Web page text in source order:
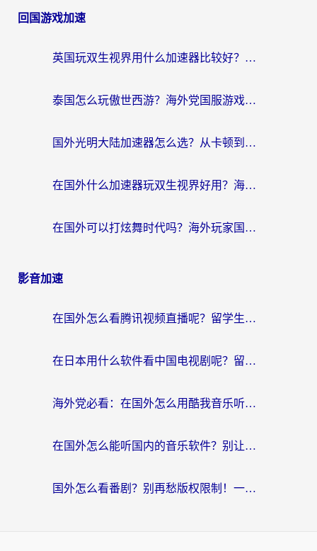
回国游戏加速
英国玩双生视界用什么加速器比较好？海外党亲测有效的国服游戏加速方案
泰国怎么玩傲世西游？海外党国服游戏加速终极攻略（附光明大陆量子特攻实测）
国外光明大陆加速器怎么选？从卡顿到丝滑的终极指南（含德国玩走开外星人墨西哥玩俄罗斯方块技巧）
在国外什么加速器玩双生视界好用？海外党亲测不踩坑的终极指南
在国外可以打炫舞时代吗？海外玩家国服游戏加速全攻略（附实测推荐）
影音加速
在国外怎么看腾讯视频直播呢？留学生亲测有效的回国加速指南
在日本用什么软件看中国电视剧呢？留学生亲测有效的回国加速方案
海外党必看：在国外怎么用酷我音乐听音乐？告别“地区不支持”的实用指南
在国外怎么能听国内的音乐软件？别让版权限制断了你的“中文歌单”
国外怎么看番剧？别再愁版权限制！一个工具解决所有回国追剧难题